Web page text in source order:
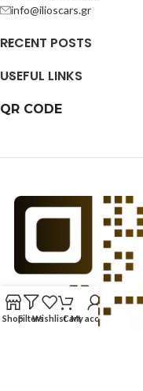
info@ilioscars.gr
RECENT POSTS
USEFUL LINKS
QR CODE
ShopFiltersWishlistCartMy account